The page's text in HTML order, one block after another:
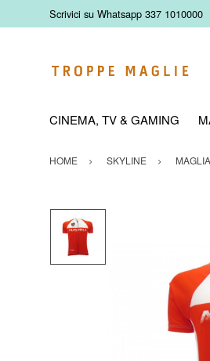
Scrivici su Whatsapp 337 1010000
CINEMA, TV & GAMING
HOME SKYLINE